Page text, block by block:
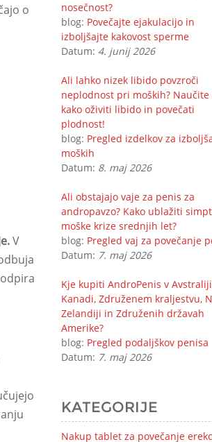
o
V
nosečnost?
blog: Povečajte ejakulacijo in
izboljšajte kakovost sperme
Datum: 4. junij 2026
Ali lahko nizek libido povzroči
neplodnost pri moških? Naučite
kako oživiti libido in povečati
plodnost!
blog: Pregled izdelkov za
moških
Datum: 8. maj 2026
Ali obstajajo vaje za penis za
andropavzo? Kako ublažiti
moške krize srednjih let?
blog: Pregled vaj za povečanje
Datum: 7. maj 2026
Kje kupiti AndroPenis v
Kanadi, Združenem kraljestvu,
Zelandiji in Združenih državah
Amerike?
blog: Pregled podaljškov penisa
Datum: 7. maj 2026
KATEGORIJE
Nakup tablet za povečanje